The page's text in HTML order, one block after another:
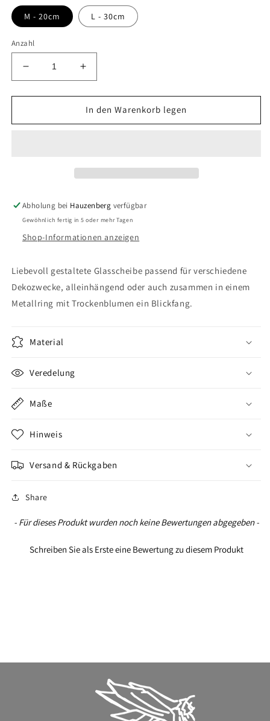
M - 20cm L - 30cm
Anzahl
Verringere
die
Menge
Glasscheibe
man
plötzlich
im
Menschen
nicht
mehr
sondern
Erhöhe
die
Menge
für
Glasscheibe
man
plötzlich
im
Menschen
nicht
mehr
In den Warenkorb legen
Abholung bei Hauzenberg verfügbar
Gewöhnlich fertig in 5 oder mehr Tagen
Shop-Informationen anzeigen
Liebevoll gestaltete Glasscheibe passend für verschiedene
Dekozwecke, alleinhängend oder auch zusammen in einem
Metallring mit Trockenblumen ein Blickfang.
Material
Veredelung
Maße
Hinweis
Versand & Rückgaben
Share
- Für dieses Produkt wurden noch keine Bewertungen abgegeben -
Schreiben Sie als Erste eine Bewertung zu diesem Produkt
New content loaded